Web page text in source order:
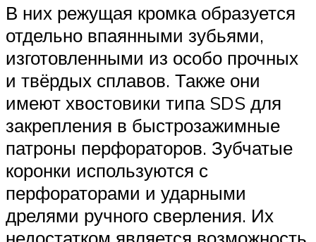
В них режущая кромка образуется
отдельно впаянными зубьями,
изготовленными из особо прочных
и твёрдых сплавов. Также они
имеют хвостовики типа SDS для
закрепления в быстрозажимные
патроны перфораторов. Зубчатые
коронки используются с
перфораторами и ударными
дрелями ручного сверления. Их